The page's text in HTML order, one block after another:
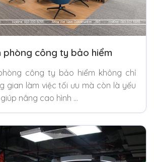
phòng công ty bảo hiểm
công ty bảo hiểm không chỉ
gian làm việc tối ưu mà còn là yếu
nâng cao hình …